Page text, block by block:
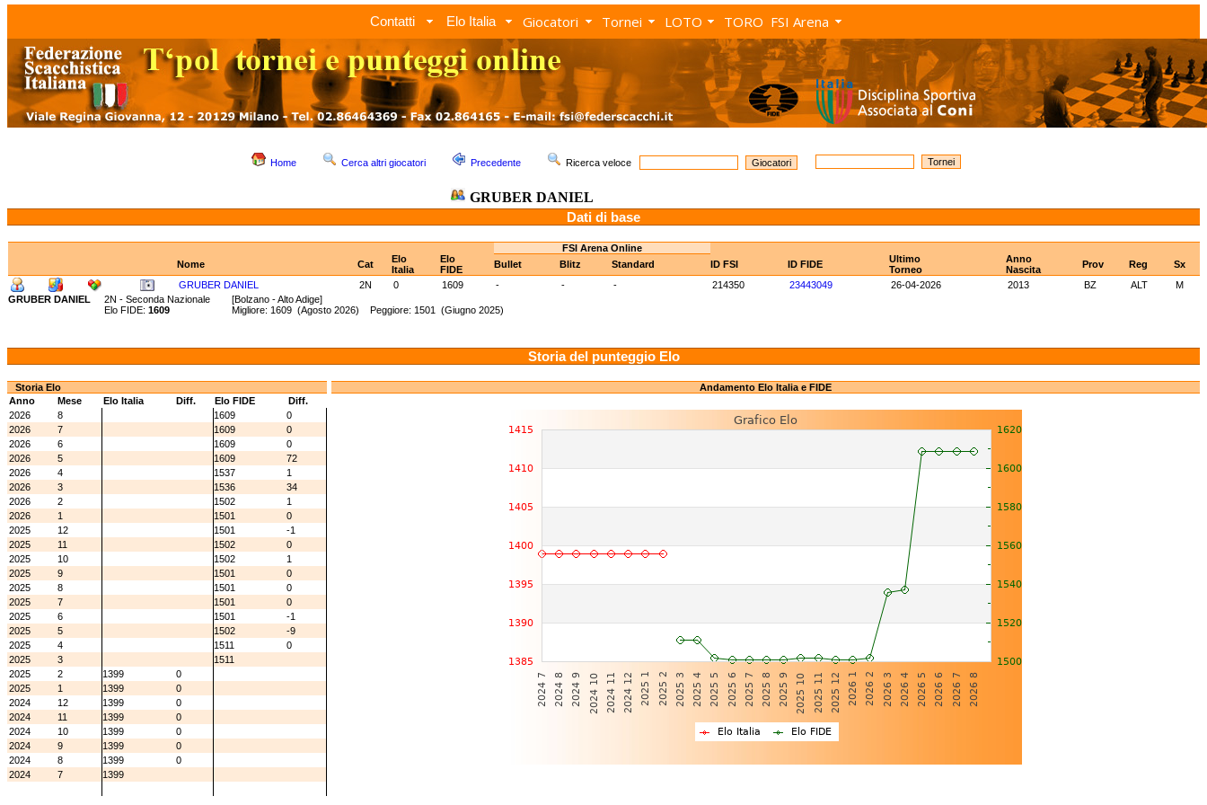
Contatti Elo Italia Giocatori Tornei LOTO TORO FSI Arena
Home Cerca altri giocatori Precedente Ricerca veloce
GRUBER DANIEL
Dati di base
FSI Arena Online
Nome
Cat
Elo
Italia
Elo
FIDE
Bullet Blitz Standard ID FSI ID FIDE
Ultimo
Torneo
Anno
Nascita
Prov Reg
Sx
GRUBER DANIEL
2N 0 1609 - - - 214350 23443049 26-04-2026 2013 BZ ALT
M
GRUBER DANIEL
2N - Seconda Nazionale [Bolzano - Alto Adige]
Elo FIDE: 1609 Migliore: 1609 (Agosto 2026) Peggiore: 1501 (Giugno 2025)
Storia del punteggio Elo
Storia Elo
Anno
Mese Elo Italia Diff. Elo FIDE
Diff.
2026
8 1609
0
2026
7 1609
0
2026
6 1609
0
2026
5 1609
72
2026
4 1537
1
2026
3 1536
34
2026
2 1502
1
2026
1 1501
0
2025
12 1501
-1
2025
11 1502
0
2025
10 1502
1
2025
9 1501
0
2025
8 1501
0
2025
7 1501
0
2025
6 1501
-1
2025
5 1502
-9
2025
4 1511
0
2025
3
1511
2025
2 1399
0
2025
1 1399
0
2024
12 1399
0
2024
11 1399
0
2024
10 1399
0
2024
9 1399
0
2024
8 1399
0
2024
7 1399
Andamento Elo Italia e FIDE